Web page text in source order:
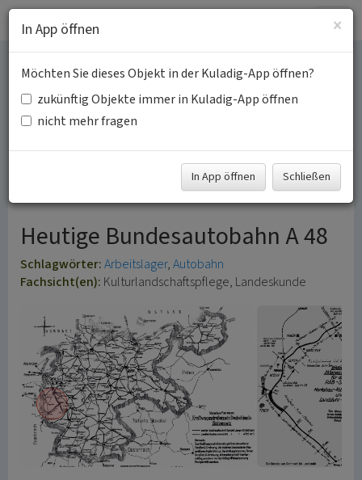
Zwangsarbeit beim Bau
der Reichsautobahn
Montabaur-Trier-
Heutige Bundesautobahn A 48
Schlagwörter:Arbeitslager Autobahn
Fachsicht(en): Kulturlandschaftspflege, Landeskunde
×
In App öffnen
Möchten Sie dieses Objekt in der Kuladig-App öffnen?
zukünftig Objekte immer in Kuladig-App öffnen
nicht mehr fragen
In App öffnen Schließen